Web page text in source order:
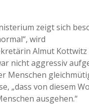
zeigt sich
wird
Almut Kottwitz
nicht aggressiv
Menschen
„dass von diesem
ausgehen.“